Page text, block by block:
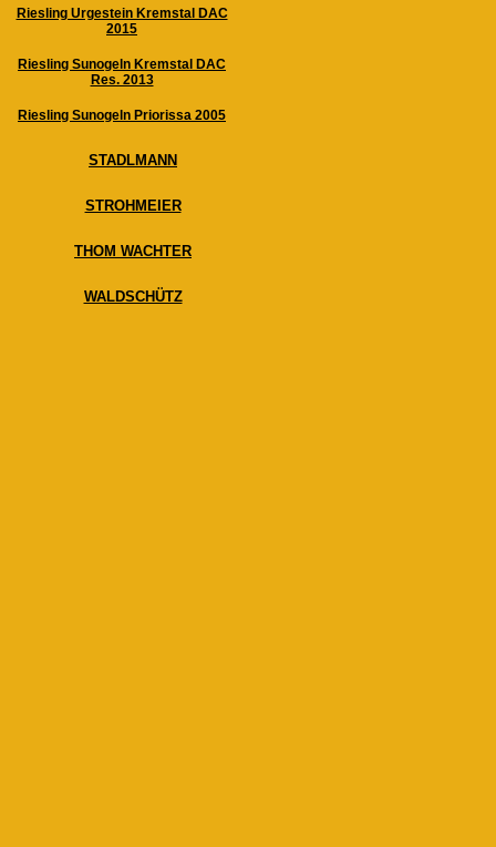
Riesling Urgestein Kremstal DAC
2015
Riesling Sunogeln Kremstal DAC
Res. 2013
Riesling Sunogeln Priorissa 2005
STADLMANN
STROHMEIER
THOM WACHTER
WALDSCHÜTZ